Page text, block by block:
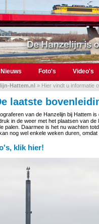
Nieuws Foto's Video's
Hattem.nl » Hier vindt u informatie
laatste
van de Hanzelijn bij Hattem
in de weer met het plaatsen van
palen. Daarmee is het nu wachten
nog wel enkele weken duren,
klik hier!